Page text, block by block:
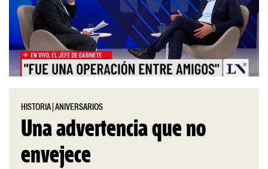
HISTORIA |ANIVERSARIOS
Una advertencia que no
envejece